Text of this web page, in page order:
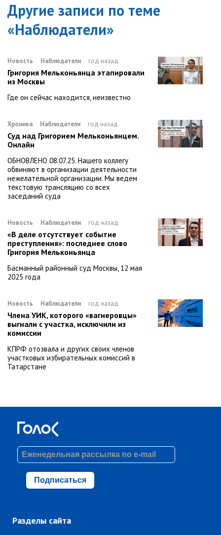
Другие записи по теме
«Наблюдатели»
Новость Наблюдатели год назад
Григория Мельконьянца этапировали
из Москвы
Где он сейчас находится, неизвестно
Хроника Наблюдатели год назад
Суд над Григорием Мельконьянцем.
Онлайн
ОБНОВЛЕНО 08.07.25. Нашего коллегу
обвиняют в организации деятельности
нежелательной организации. Мы ведем
текстовую трансляцию со всех
заседаний суда
Новость Наблюдатели год назад
«В деле отсутствует событие
преступления»: последнее слово
Григория Мельконьянца
Басманный районный суд Москвы, 12 мая
2025 года
Новость Наблюдатели год назад
Члена УИК, которого «вагнеровцы»
выгнали с участка, исключили из
комиссии
КПРФ отозвала и других своих членов
участковых избирательных комиссий в
Татарстане
Подписаться
Разделы сайта